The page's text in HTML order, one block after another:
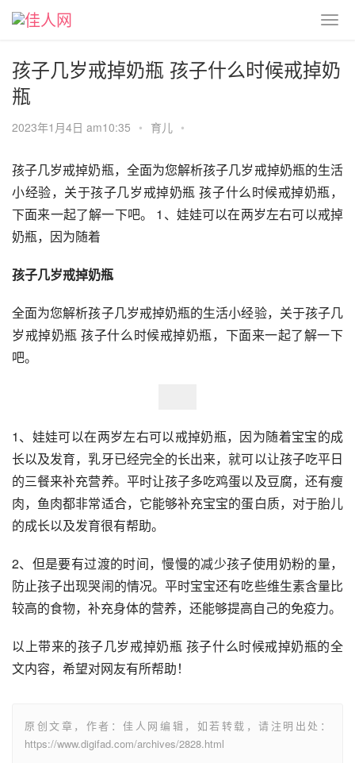
孩子几岁戒掉奶瓶 孩子什么时候戒掉奶
瓶
2023年1月4日 am10:35 • 育儿 •
孩子几岁戒掉奶瓶，全面为您解析孩子几岁戒掉奶瓶的生活
小经验，关于孩子几岁戒掉奶瓶 孩子什么时候戒掉奶瓶，
下面来一起了解一下吧。 1、娃娃可以在两岁左右可以戒掉
奶瓶，因为随着
孩子几岁戒掉奶瓶
全面为您解析孩子几岁戒掉奶瓶的生活小经验，关于孩子几
岁戒掉奶瓶 孩子什么时候戒掉奶瓶，下面来一起了解一下
吧。
1、娃娃可以在两岁左右可以戒掉奶瓶，因为随着宝宝的成
长以及发育，乳牙已经完全的长出来，就可以让孩子吃平日
的三餐来补充营养。平时让孩子多吃鸡蛋以及豆腐，还有瘦
肉，鱼肉都非常适合，它能够补充宝宝的蛋白质，对于胎儿
的成长以及发育很有帮助。
2、但是要有过渡的时间，慢慢的减少孩子使用奶粉的量，
防止孩子出现哭闹的情况。平时宝宝还有吃些维生素含量比
较高的食物，补充身体的营养，还能够提高自己的免疫力。
以上带来的孩子几岁戒掉奶瓶 孩子什么时候戒掉奶瓶的全
文内容，希望对网友有所帮助！
原创文章，作者：佳人网编辑，如若转载，请注明出处：
https://www.digifad.com/archives/2828.html